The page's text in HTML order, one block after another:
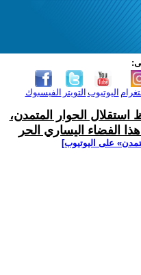
الفيسبوك التويتر اليوتيوب
استقلال الحوار المتمدن،
الفضاء اليساري الحر
على اليوتيوب]